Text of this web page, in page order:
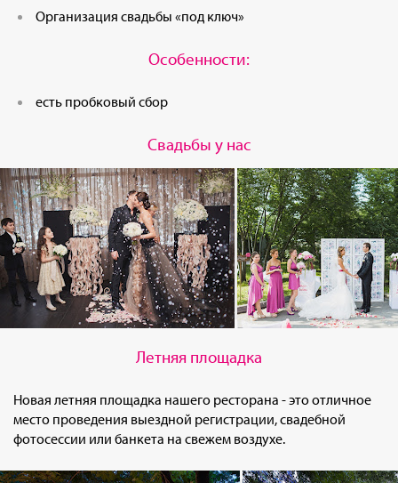
Организация свадьбы «под ключ»
Особенности:
есть пробковый сбор
Свадьбы у нас
Летняя площадка
Новая летняя площадка нашего ресторана - это отличное
место проведения выездной регистрации, свадебной
фотосессии или банкета на свежем воздухе.